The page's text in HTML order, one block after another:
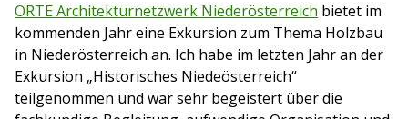
ORTE Architekturnetzwerk Niederösterreich bietet im
kommenden Jahr eine Exkursion zum Thema Holzbau
in Niederösterreich an. Ich habe im letzten Jahr an der
Exkursion „Historisches Niedeösterreich“
teilgenommen und war sehr begeistert über die